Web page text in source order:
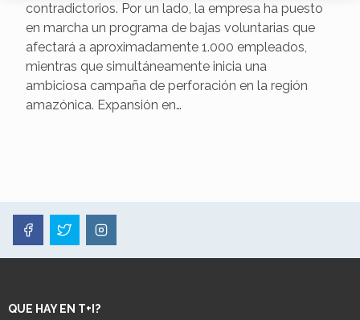
contradictorios. Por un lado, la empresa ha puesto
en marcha un programa de bajas voluntarias que
afectará a aproximadamente 1.000 empleados,
mientras que simultáneamente inicia una
ambiciosa campaña de perforación en la región
amazónica. Expansión en…
QUE HAY EN T+I?